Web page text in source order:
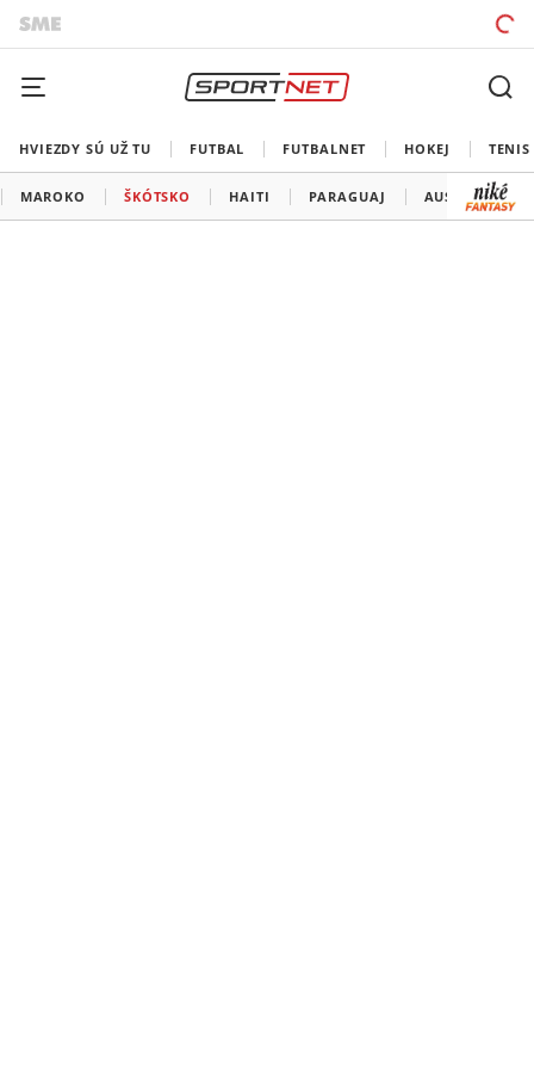
HVIEZDY SÚ UŽ TU FUTBAL FUTBALNET HOKEJ TENIS
MAROKO ŠKÓTSKO HAITI PARAGUAJ AUSTRÁLIA